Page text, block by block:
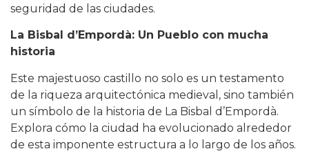
seguridad de las ciudades.
La Bisbal d’Empordà: Un Pueblo con mucha
historia
Este majestuoso castillo no solo es un testamento
de la riqueza arquitectónica medieval, sino también
un símbolo de la historia de La Bisbal d’Empordà.
Explora cómo la ciudad ha evolucionado alrededor
de esta imponente estructura a lo largo de los años.